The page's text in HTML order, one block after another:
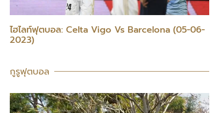
ไฮไลท์ฟุตบอล: Celta Vigo Vs Barcelona (05-06-
2023)
กูรูฟุตบอล